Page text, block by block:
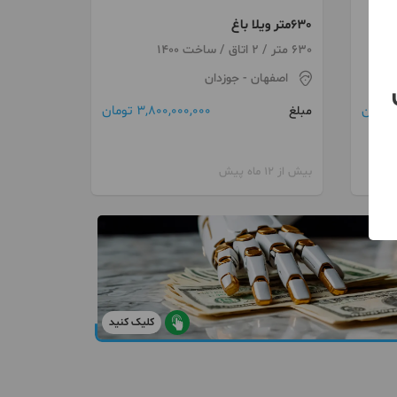
630متر ویلا باغ
630 متر / 2 اتاق / ساخت 1400
اصفهان - جوزدان
مبلغ
3,800,000,000 تومان
بیش از 12 ماه پیش
کلیک کنید